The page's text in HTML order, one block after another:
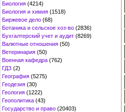
Биология (4214)
Биология и химия (1518)
Биржевое дело (68)
Ботаника и сельское хоз-во (2836)
Бухгалтерский учет и аудит (8269)
Валютные отношения (50)
Ветеринария (50)
Военная кафедра (762)
ГДЗ (2)
География (5275)
Геодезия (30)
Геология (1222)
Геополитика (43)
Государство и право (20403)